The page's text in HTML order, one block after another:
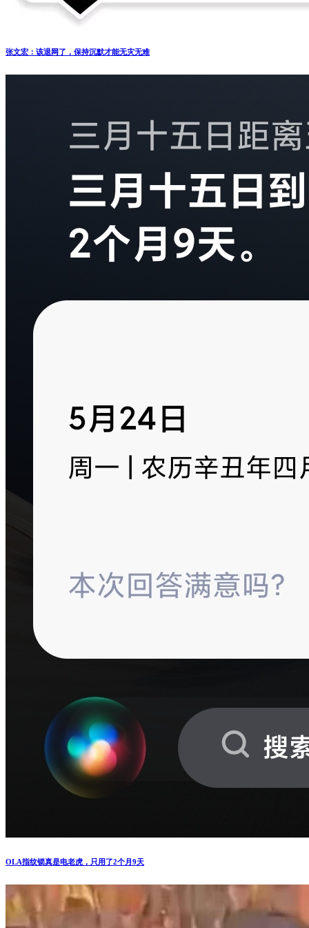
张文宏：该退网了，保持沉默才能无灾无难
OLA指纹锁真是电老虎，只用了2个月9天